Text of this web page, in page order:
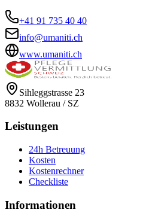
+41 91 735 40 40
info@umaniti.ch
www.umaniti.ch
Sihleggstrasse 23
8832 Wollerau / SZ
Leistungen
24h Betreuung
Kosten
Kostenrechner
Checkliste
Informationen